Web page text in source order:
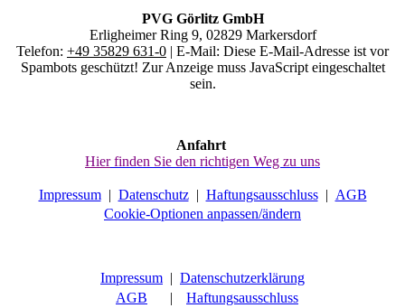
PVG Görlitz GmbH
Erligheimer Ring 9, 02829 Markersdorf
Telefon: +49 35829 631-0 | E-Mail: Diese E-Mail-Adresse ist vor
Spambots geschützt! Zur Anzeige muss JavaScript eingeschaltet
sein.
Anfahrt
Hierfinden Sie den richtigen Weg zu uns
Impressum | Datenschutz | Haftungsausschluss | AGB
Cookie-Optionen anpassen/ändern
Impressum | Datenschutzerklärung
AGB
|
Haftungsausschluss